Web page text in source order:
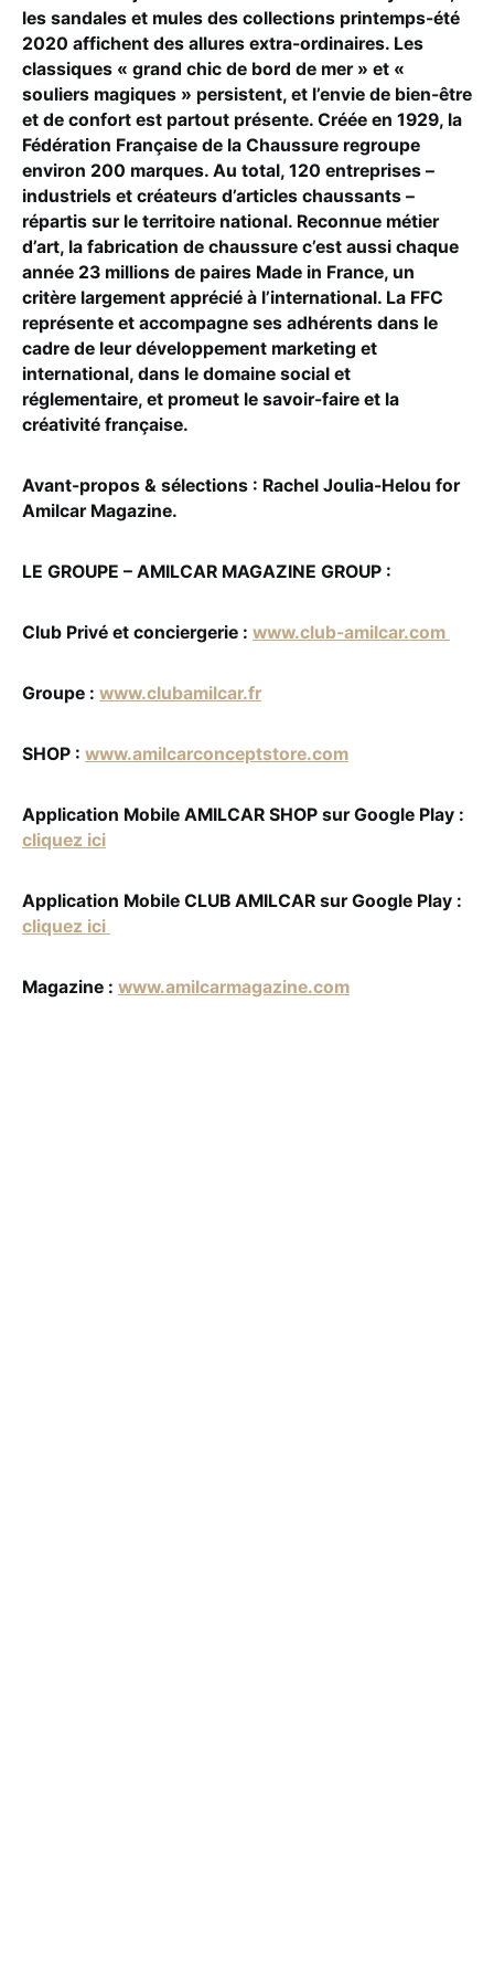
les sandales et mules des collections printemps-été
2020 affichent des allures extra-ordinaires. Les
classiques « grand chic de bord de mer » et «
souliers magiques » persistent, et l’envie de bien-être
et de confort est partout présente. Créée en 1929, la
Fédération Française de la Chaussure regroupe
environ 200 marques. Au total, 120 entreprises –
industriels et créateurs d’articles chaussants –
répartis sur le territoire national. Reconnue métier
d’art, la fabrication de chaussure c’est aussi chaque
année 23 millions de paires Made in France, un
critère largement apprécié à l’international. La FFC
représente et accompagne ses adhérents dans le
cadre de leur développement marketing et
international, dans le domaine social et
réglementaire, et promeut le savoir-faire et la
créativité française.
Avant-propos & sélections : Rachel Joulia-Helou for
Amilcar Magazine.
LE GROUPE – AMILCAR MAGAZINE GROUP :
Club Privé et conciergerie : www.club-amilcar.com
Groupe : www.clubamilcar.fr
SHOP : www.amilcarconceptstore.com
Application Mobile AMILCAR SHOP sur Google Play :
cliquez ici
Application Mobile CLUB AMILCAR sur Google Play :
cliquez ici
Magazine : www.amilcarmagazine.com